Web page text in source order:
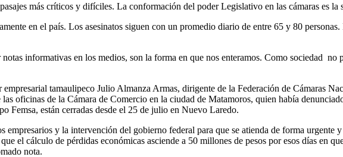
más críticos y difíciles. La conformación del poder Legislativo en las cámaras es
en el país. Los asesinatos siguen con un promedio diario de entre 65 y 80
informativas en los medios, son la forma en que nos enteramos. Como sociedad
tamaulipeco Julio Almanza Armas, dirigente de la Federación de Cámaras
oficinas de la Cámara de Comercio en la ciudad de Matamoros, quien había
Femsa, están cerradas desde el 25 de julio en Nuevo Laredo.
y la intervención del gobierno federal para que se atienda de forma urgente
el cálculo de pérdidas económicas asciende a 50 millones de pesos por esos días en
nota.